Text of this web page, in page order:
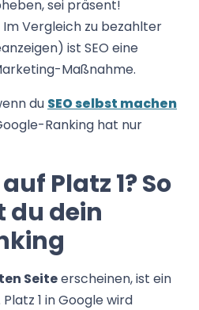
sei präsent!
Im Vergleich zu bezahlter
ist SEO eine
Maßnahme.
du SEO selbst machen
Ranking hat nur
Platz 1? So
du dein
Seiteerscheinen, ist ein
1 in Google wird